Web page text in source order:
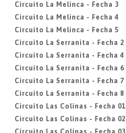
Circuito La Melinca - Fecha 3
Circuito La Melinca - Fecha 4
Circuito La Melinca - Fecha 5
Circuito La Serranita - Fecha 2
Circuito La Serranita - Fecha 4
Circuito La Serranita - Fecha 6
Circuito La Serranita - Fecha 7
Circuito La Serranita - Fecha 8
Circuito Las Colinas - Fecha 01
Circuito Las Colinas - Fecha 02